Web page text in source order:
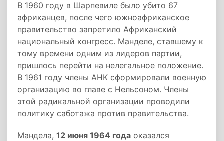
В 1960 году в Шарпевиле было убито 67
африканцев, после чего южноафриканское
правительство запретило Африканский
национальный конгресс. Манделе, ставшему к
тому времени одним из лидеров партии,
пришлось перейти на нелегальное положение.
В 1961 году члены АНК сформировали военную
организацию во главе с Нельсоном. Члены
этой радикальной организации проводили
политику саботажа против правительства.
Мандела, 12 июня 1964 года оказался